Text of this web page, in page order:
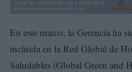
En este marco, la Gerencia ha
incluida en la Red Global de
Saludables (Global Green and